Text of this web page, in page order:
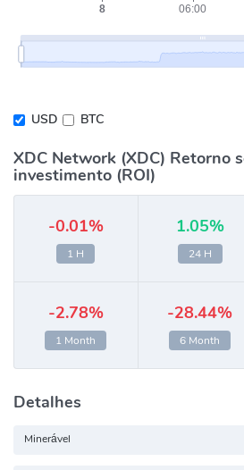
USD BTC
XDC Network (XDC) Retorno
investimento (ROI)
-0.01%
1 H
1.05%
24 H
-2.78%
1 Month
-28.44%
6 Month
Detalhes
Minerável